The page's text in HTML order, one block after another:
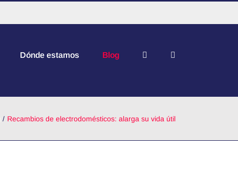
Dónde estamos Blog
Recambios de electrodomésticos: alarga su vida útil